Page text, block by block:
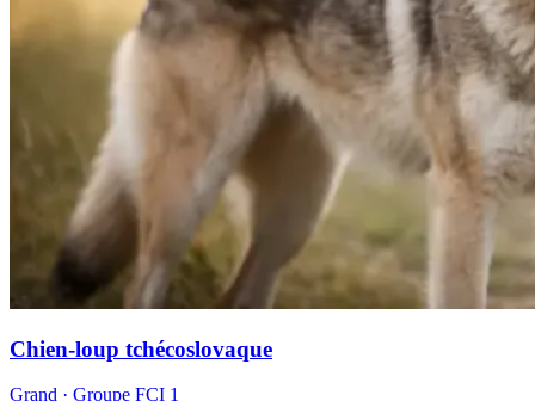
Chien-loup tchécoslovaque
Grand · Groupe FCI 1